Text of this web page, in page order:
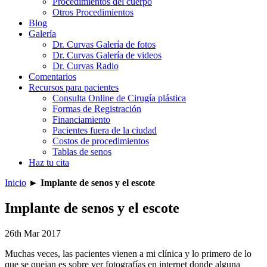
Otros Procedimientos
Blog
Galería
Dr. Curvas Galería de fotos
Dr. Curvas Galería de videos
Dr. Curvas Radio
Comentarios
Recursos para pacientes
Consulta Online de Cirugía plástica
Formas de Registración
Financiamiento
Pacientes fuera de la ciudad
Costos de procedimientos
Tablas de senos
Haz tu cita
Inicio ► Implante de senos y el escote
Implante de senos y el escote
26th Mar 2017
Muchas veces, las pacientes vienen a mi clínica y lo primero de lo
que se quejan es sobre ver fotografías en internet donde alguna